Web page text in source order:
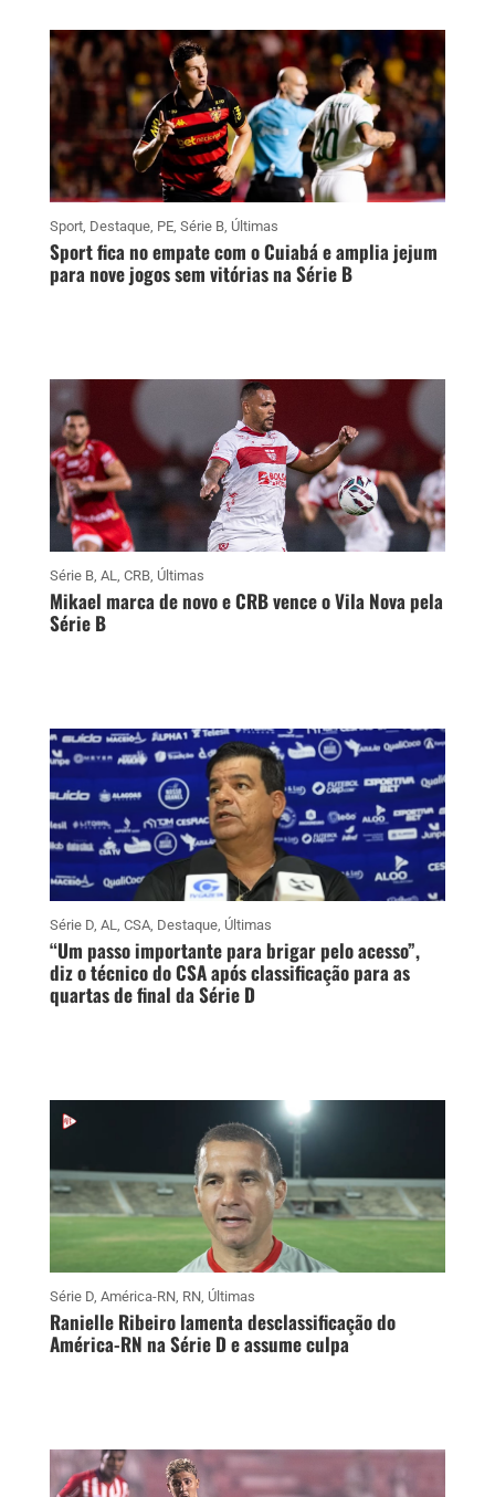
Sport, Destaque, PE, Série B, Últimas
Sport fica no empate com o Cuiabá e amplia jejum
para nove jogos sem vitórias na Série B
Série B, AL CRB, Últimas
Mikael marca de novo e CRB vence o Vila Nova pela
Série B
Série D, AL CSA, Destaque, Últimas
“Um passo importante para brigar pelo acesso”,
diz o técnico do CSA após classificação para as
quartas de final da Série D
Série D, América-RN, RN, Últimas
Ranielle Ribeiro lamenta desclassificação do
América-RN na Série D e assume culpa